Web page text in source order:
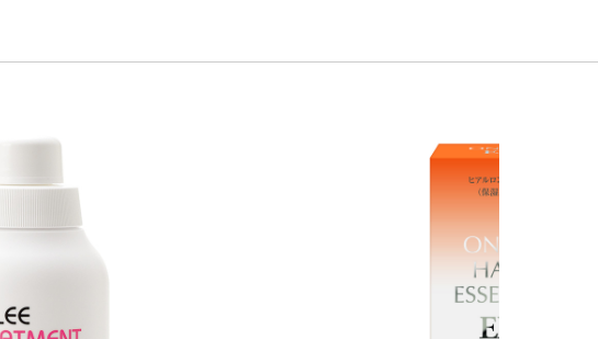
●乳幼児の手の届かないところに保管してください。
●希釈しないでご使用ください。(希釈すると経日により菌汚染の
おそれがあります。)